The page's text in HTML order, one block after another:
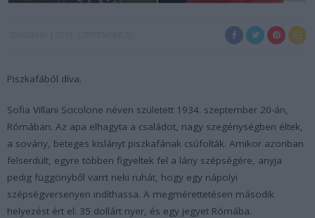
Piszkafából díva.
Sofia Villani Scicolone néven született 1934. szeptember 20-án,
Rómában. Az apa elhagyta a családot, nagy szegénységben éltek,
a sovány, beteges kislányt piszkafának csúfolták. Amikor azonban
felserdült, egyre többen figyeltek fel a lány szépségére, anyja
pedig függönyből varrt neki ruhát, hogy egy nápolyi
szépségversenyen indíthassa. A megmérettetésen második
helyezést ért el: 35 dollárt nyer, és egy jegyet Rómába.